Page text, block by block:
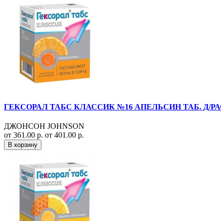
ГЕКСОРАЛ ТАБС КЛАССИК №16 АПЕЛЬСИН ТАБ. Д/
ДЖОНСОН JOHNSON
от 361.00 р. от 401.00 р.
В корзину